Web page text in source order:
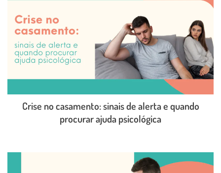
Crise no casamento: sinais de alerta e quando
procurar ajuda psicológica